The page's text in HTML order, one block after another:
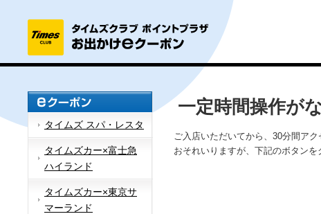
タイムズ スパ・レスタ
タイムズカー×富士急
ハイランド
タイムズカー×東京サ
マーランド
一定時間操作が
ご入店いただいてから、30分間ア
おそれいりますが、下記のボタンを